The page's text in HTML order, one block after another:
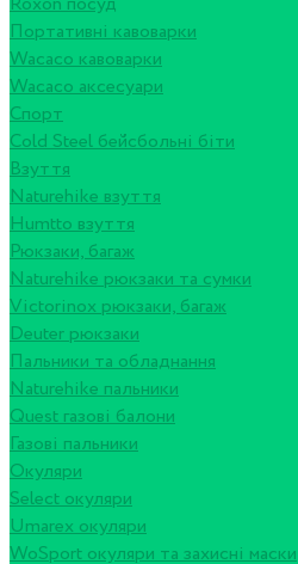
Портативні кавоварки
Wacaco кавоварки
Wacaco аксесуари
Спорт
Cold Steel бейсбольні біти
Взуття
Naturehike взуття
Humtto взуття
Рюкзаки, багаж
Naturehike рюкзаки та сумки
Victorinox рюкзаки, багаж
Deuter рюкзаки
Пальники та обладнання
Naturehike пальники
Quest газові балони
Газові пальники
Окуляри
Select окуляри
Umarex окуляри
WoSport окуляри та захисні маски